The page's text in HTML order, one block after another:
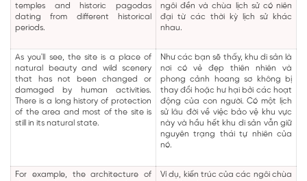
temples and historic pagodas
dating from different historical
periods.
ngôi đền và chùa lịch sử có niên
đại từ các thời kỳ lịch sử khác
nhau.
As you'll see, the site is a place of
natural beauty and wild scenery
that has not been changed or
damaged by human activities.
There is a long history of protection
of the area and most of the site is
still in its natural state.
Như các bạn sẽ thấy, khu di sản là
nơi có vẻ đẹp thiên nhiên và
phong cảnh hoang sơ không bị
thay đổi hoặc hư hại bởi các hoạt
động của con người. Có một lịch
sử lâu đời về việc bảo vệ khu vực
này và hầu hết khu di sản vẫn giữ
nguyên trạng thái tự nhiên của
nó.
For example, the architecture of
Ví dụ, kiến trúc của các ngôi chùa